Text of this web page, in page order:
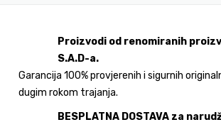
Proizvodi od renomiranih
S.A.D-a.
Garancija 100% provjerenih i sigurnih
dugim rokom trajanja.
BESPLATNA DOSTAVA za